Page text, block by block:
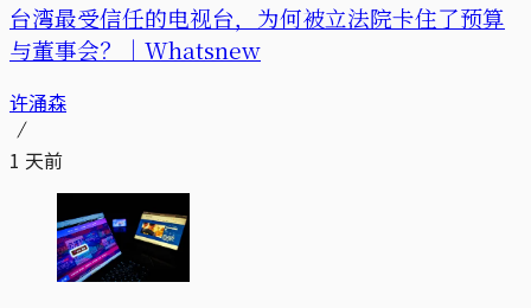
台湾最受信任的电视台，为何被立法院卡住了预算
与董事会？｜Whatsnew
许涌森
1 天前